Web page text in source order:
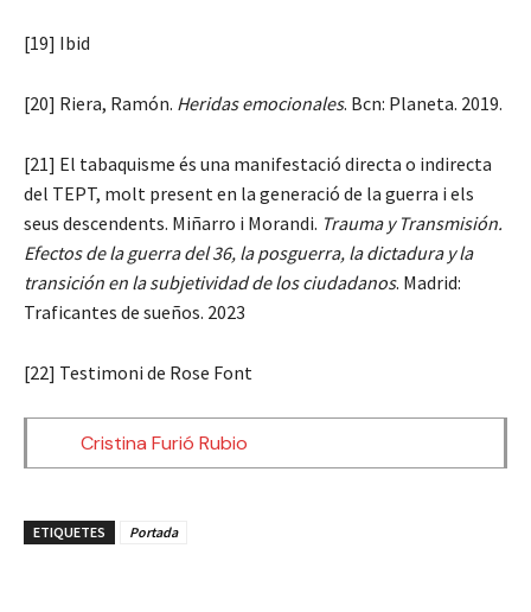
[19] Ibid
[20] Riera, Ramón. Heridas emocionales. Bcn: Planeta. 2019.
[21] El tabaquisme és una manifestació directa o indirecta
del TEPT, molt present en la generació de la guerra i els
seus descendents. Miñarro i Morandi. Trauma y Transmisión.
Efectos de la guerra del 36, la posguerra, la dictadura y la
transición en la subjetividad de los ciudadanos. Madrid:
Traficantes de sueños. 2023
[22] Testimoni de Rose Font
Cristina Furió Rubio
ETIQUETES Portada